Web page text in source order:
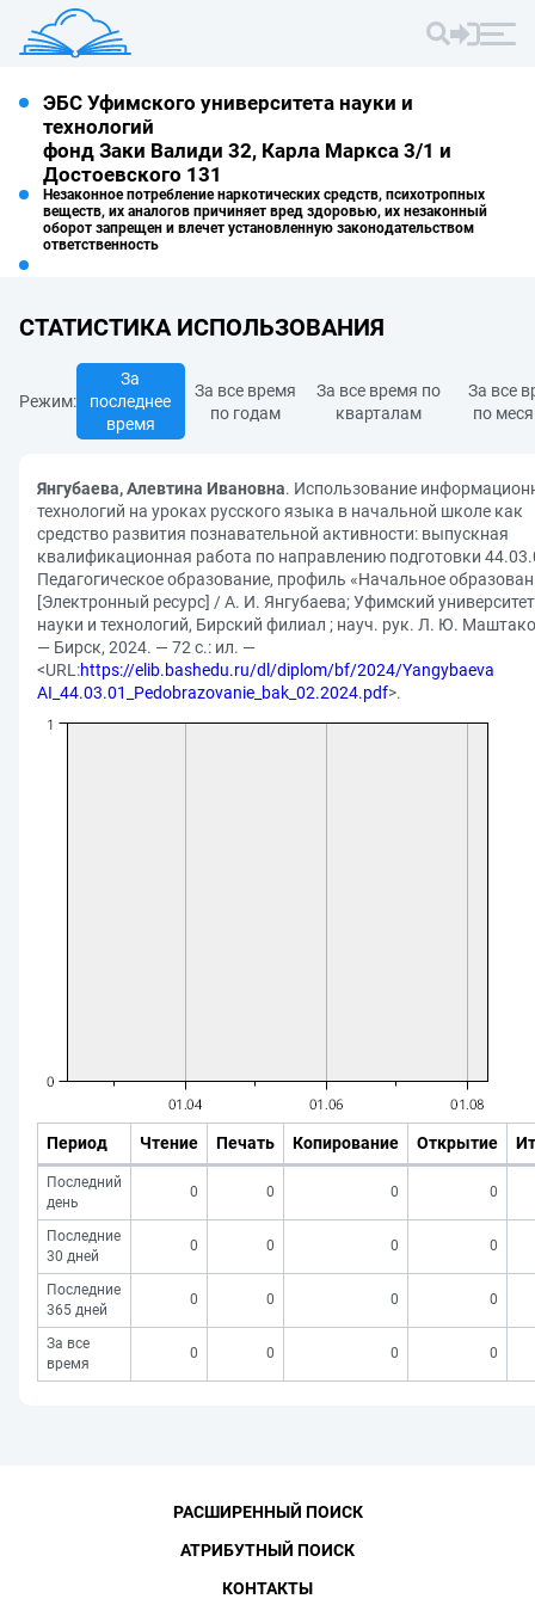
ЭБС Уфимского университета науки и
технологий
фонд Заки Валиди 32, Карла Маркса 3/1 и
Достоевского 131
Незаконное потребление наркотических средств, психотропных
веществ, их аналогов причиняет вред здоровью, их незаконный
оборот запрещен и влечет установленную законодательством
ответственность
СТАТИСТИКА ИСПОЛЬЗОВАНИЯ
Режим:
За
последнее
время
За все время
по годам
За все время по
кварталам
За все
по
Янгубаева, Алевтина Ивановна. Использование
технологий на уроках русского языка в начальной школе как
средство развития познавательной активности: выпускная
квалификационная работа по направлению подготовки
Педагогическое образование, профиль «Начальное
[Электронный ресурс] / А. И. Янгубаева; Уфимский университет
науки и технологий, Бирский филиал ; науч. рук. Л. Ю.
— Бирск, 2024. — 72 с.: ил. —
<URL:https://elib.bashedu.ru/dl/diplom/bf/2024/Yangybaeva
AI_44.03.01_Pedobrazovanie_bak_02.2024.pdf>.
Период Чтение Печать Копирование Открытие
Последний
день
0 0 0 0
Последние
30 дней
0 0 0 0
Последние
365 дней
0 0 0 0
За все
время
0 0 0 0
РАСШИРЕННЫЙ ПОИСК
АТРИБУТНЫЙ ПОИСК
КОНТАКТЫ